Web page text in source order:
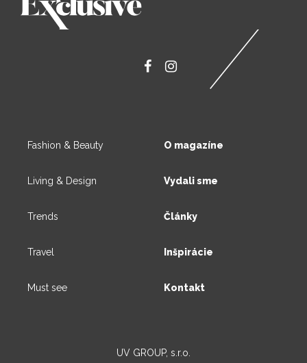
Fashion & Beauty
Living & Design
Trends
Travel
Must see
O magazíne
Vydali sme
Články
Inšpirácie
Kontakt
UV GROUP, s.r.o.